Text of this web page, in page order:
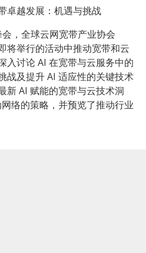
卓越发展：机遇与挑战
，全球云网宽带产业协会
将举行的活动中推动宽带和云
入讨论 AI 在宽带与云服务中的
战及提升 AI 适应性的关键技术
新 AI 赋能的宽带与云技术洞
络的策略，并预览了推动行业